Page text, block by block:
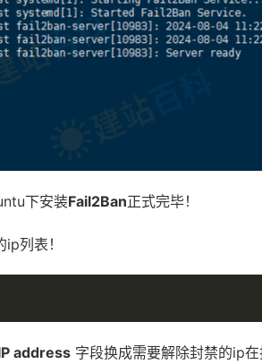
下安装Fail2Ban正式完毕！
列表！
address 字段换成需要解除封禁的ip在